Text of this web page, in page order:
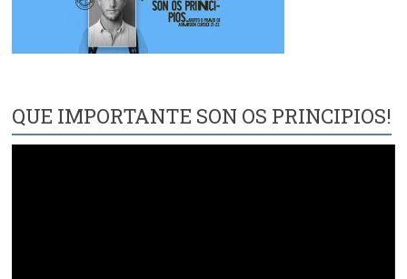
QUE IMPORTANTE SON OS PRINCIPIOS!